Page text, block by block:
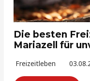
Die besten
Mariazell für
Freizeitleben